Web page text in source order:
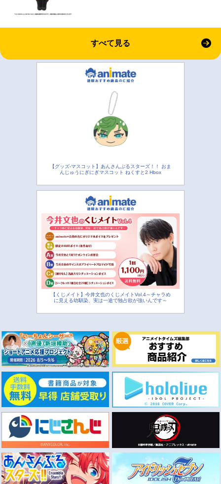
すべて見る
【グッズ-マスコット】あんさんぶるスターズ！！ おま
んじゅうにぎにぎマスコット ねくすと2 Hbox
【くじメイト】今井文也のくじメイトVol.4～チャラめ
に見える幼馴染、実は一途で独占欲が強いんです～